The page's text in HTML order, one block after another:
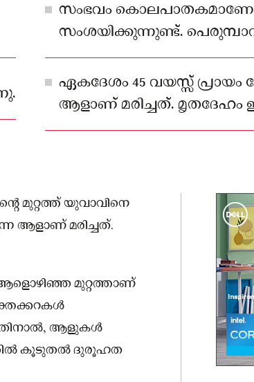
സംഭവം
സംശയിക്കുന്നുണ്ട്.
സ്ഥലത്തെത്തി അന്വേഷണം
ഏകദേശം 45 വയസ്സ് പ്രായം
ആളാണ് മരിച്ചത്.
തിരിച്ചറിഞ്ഞിട്ടില്ല.
മുറ്റത്ത് യുവാവിനെ
ആളാണ് മരിച്ചത്.
മുറ്റത്താണ്
ആളുകൾ
കൂടുതൽ ദുരൂഹത